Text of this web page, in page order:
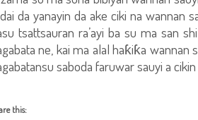
da yanayin da ake ciki na wannan
tsattsauran ra’ayi ba su ma san
ne, kai ma alal haƙiƙa wannan
saboda faruwar sauyi a
this: